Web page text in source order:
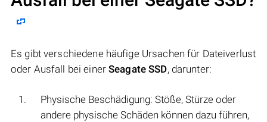
Es gibt verschiedene häufige Ursachen für Dateiverlust
oder Ausfall bei einerSeagate SSD, darunter:
Physische Beschädigung: Stöße, Stürze oder
andere physische Schäden können dazu führen,